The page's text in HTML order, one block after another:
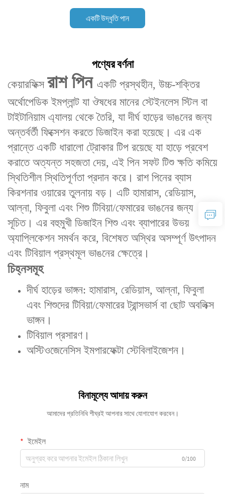
একটি উদ্ধৃতি পান
পণ্যের বর্ণনা
কেয়ারফিক্স রাশ পিন‌ একটি ‌প্রস্থহীন, উচ্চ-শক্তির
অর্থোপেডিক ইমপ্লান্ট‌ যা ‌ঔষধের মানের স্টেইনলেস স্টিল বা
টাইটানিয়াম এ্যালয়‌ থেকে তৈরি, যা দীর্ঘ হাড়ের ভাঙনের জন্য
‌অন্তর্বর্তী ফিক্সেশন‌ করতে ডিজাইন করা হয়েছে। এর এক
প্রান্তে একটি ‌ধারালো ট্রোকার টিপ‌ রয়েছে যা হাড়ে প্রবেশ
করাতে অত্যন্ত সহজতা দেয়, এই পিন সফট টিশু ক্ষতি কমিয়ে
স্থিতিশীল স্থিতিপূর্ণতা প্রদান করে। রাশ পিনের ‌ব্যাস
কিরশনার ওয়ারের তুলনায় বড়। এটি হামারাস, রেডিয়াস,
আল্না, ফিবুলা এবং শিশু টিবিয়া/ফেমারের ভাঙনের জন্য
সূচিত। এর ‌বহুমুখী ডিজাইন‌ শিশু এবং ব্যাপারের উভয়
অ্যাপ্লিকেশন সমর্থন করে, বিশেষত অস্থির অসম্পূর্ণ উৎপাদন
এবং টিবিয়াল প্রস্থমূল ভাঙনের ক্ষেত্রে।
চিহ্নসমূহ
‌দীর্ঘ হাড়ের ভাঙ্গন‌: হামারাস, রেডিয়াস, আল্না, ফিবুলা
এবং শিশুদের টিবিয়া/ফেমারের ট্রান্সভার্স বা ছোট অবলিক্স
ভাঙ্গন।
‌টিবিয়াল প্রসারণ‌।
‌অস্টিওজেনেসিস ইমপারফেক্টা স্টেবিলাইজেশন‌।
বিনামূল্যে আদায় করুন
আমাদের প্রতিনিধি শীঘ্রই আপনার সাথে যোগাযোগ করবেন।
ইমেইল
0/100
নাম